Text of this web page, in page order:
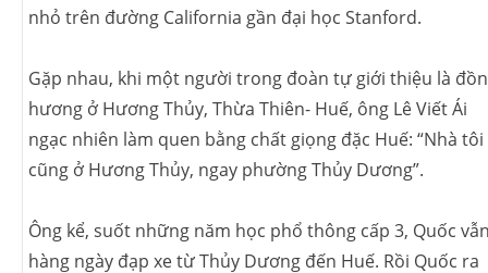
nhỏ trên đường California gần đại học Stanford.
Gặp nhau, khi một người trong đoàn tự giới thiệu là
hương ở Hương Thủy, Thừa Thiên- Huế, ông Lê Viết Ái
ngạc nhiên làm quen bằng chất giọng đặc Huế: “Nhà tôi
cũng ở Hương Thủy, ngay phường Thủy Dương”.
Ông kể, suốt những năm học phổ thông cấp 3, Quốc
hàng ngày đạp xe từ Thủy Dương đến Huế. Rồi Quốc ra